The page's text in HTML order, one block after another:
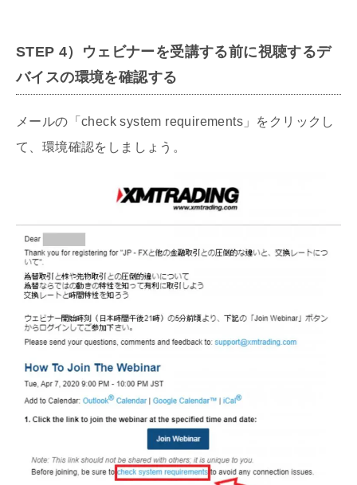
STEP 4）
ウェビナーを受講する前に視聴するデ
バイスの環境を確認する
メールの「check system requirements」をクリックし
て、環境確認をしましょう。